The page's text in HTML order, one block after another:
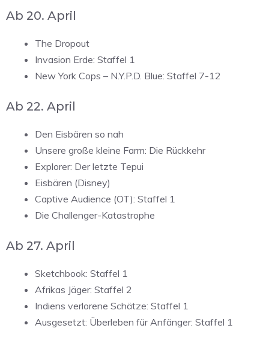
Ab 20. April
The Dropout
Invasion Erde: Staffel 1
New York Cops – N.Y.P.D. Blue: Staffel 7-12
Ab 22. April
Den Eisbären so nah
Unsere große kleine Farm: Die Rückkehr
Explorer: Der letzte Tepui
Eisbären (Disney)
Captive Audience (OT): Staffel 1
Die Challenger-Katastrophe
Ab 27. April
Sketchbook: Staffel 1
Afrikas Jäger: Staffel 2
Indiens verlorene Schätze: Staffel 1
Ausgesetzt: Überleben für Anfänger: Staffel 1